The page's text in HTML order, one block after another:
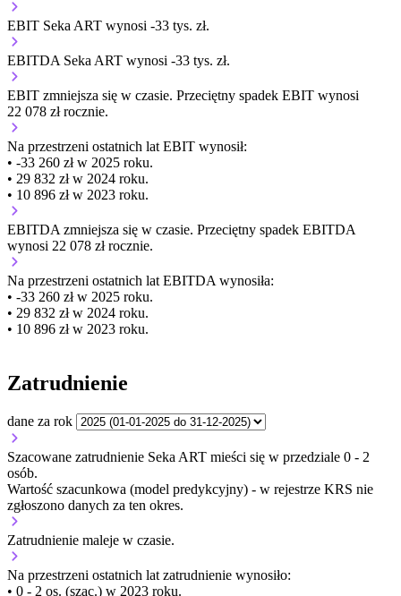
EBIT Seka ART wynosi -33 tys. zł.
EBITDA Seka ART wynosi -33 tys. zł.
EBIT zmniejsza się w czasie. Przeciętny spadek EBIT wynosi
22 078 zł rocznie.
Na przestrzeni ostatnich lat EBIT wynosił:
• -33 260 zł w 2025 roku.
• 29 832 zł w 2024 roku.
• 10 896 zł w 2023 roku.
EBITDA zmniejsza się w czasie. Przeciętny spadek EBITDA
wynosi 22 078 zł rocznie.
Na przestrzeni ostatnich lat EBITDA wynosiła:
• -33 260 zł w 2025 roku.
• 29 832 zł w 2024 roku.
• 10 896 zł w 2023 roku.
Zatrudnienie
dane za rok
Szacowane zatrudnienie Seka ART mieści się w przedziale 0 - 2
osób.
Wartość szacunkowa (model predykcyjny) - w rejestrze KRS nie
zgłoszono danych za ten okres.
Zatrudnienie maleje w czasie.
Na przestrzeni ostatnich lat zatrudnienie wynosiło:
• 0 - 2 os. (szac.) w 2023 roku.